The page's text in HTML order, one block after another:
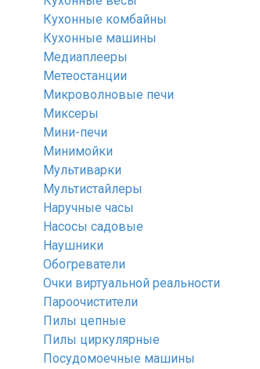
Кухонные комбайны
Кухонные машины
Медиаплееры
Метеостанции
Микроволновые печи
Миксеры
Мини-печи
Минимойки
Мультиварки
Мультистайлеры
Наручные часы
Насосы садовые
Наушники
Обогреватели
Очки виртуальной реальности
Пароочистители
Пилы цепные
Пилы циркулярные
Посудомоечные машины